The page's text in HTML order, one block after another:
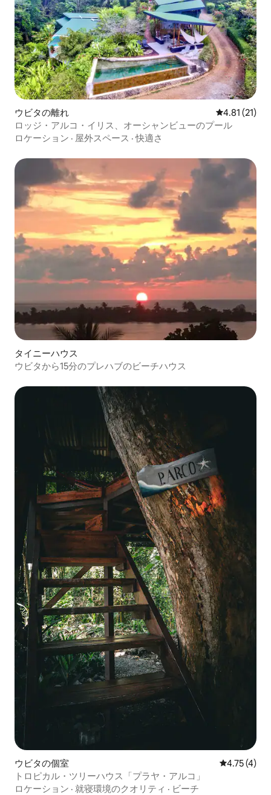
ウビタの離れ レビュー21
4.81 (21)
ロッジ・アルコ・イリス、オーシャンビューのプール
ロケーション · 屋外スペース ·快適さ
タイニーハウス
ウビタから15分のプレハブのビーチハウス
ウビタの個室 レビュー4
4.75 (4)
トロピカル・ツリーハウス「プラヤ・アルコ」
ロケーション · 就寝環境のクオリティ · ビーチ